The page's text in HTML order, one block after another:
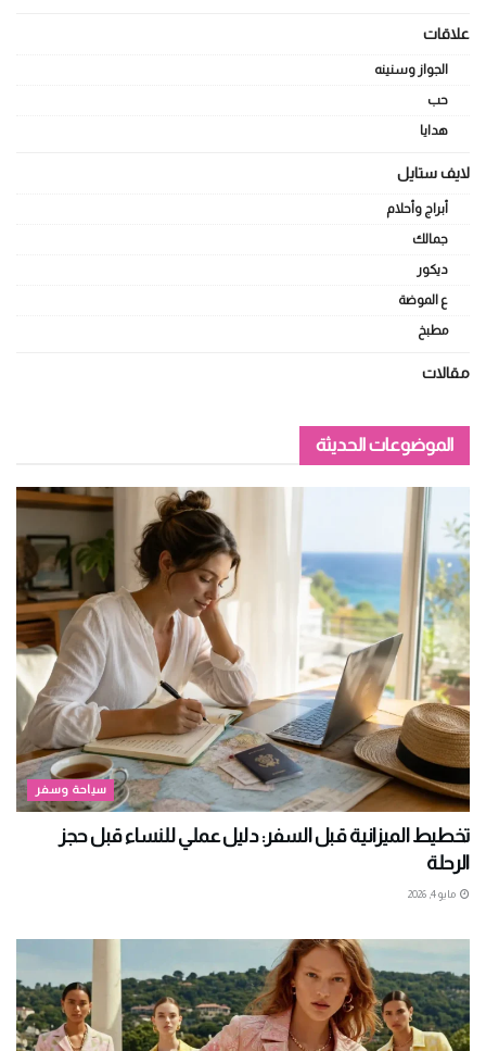
علاقات
الجواز وسنينه
حب
هدايا
لايف ستايل
أبراج وأحلام
جمالك
ديكور
ع الموضة
مطبخ
مقالات
الموضوعات الحديثة
سياحة وسفر
تخطيط الميزانية قبل السفر: دليل عملي للنساء قبل حجز
الرحلة
مايو 4, 2026